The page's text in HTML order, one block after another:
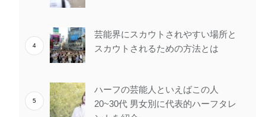
芸能界にスカウトされやすい場所と
スカウトされるための方法とは
ハーフの芸能人といえばこの人
20~30代 男女別に代表的ハーフタレ